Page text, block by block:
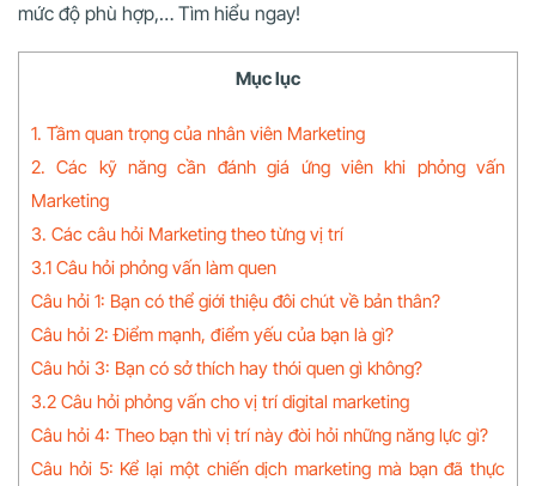
mức độ phù hợp,… Tìm hiểu ngay!
Mục lục
1. Tầm quan trọng của nhân viên Marketing
2. Các kỹ năng cần đánh giá ứng viên khi phỏng vấn
Marketing
3. Các câu hỏi Marketing theo từng vị trí
3.1 Câu hỏi phỏng vấn làm quen
Câu hỏi 1: Bạn có thể giới thiệu đôi chút về bản thân?
Câu hỏi 2: Điểm mạnh, điểm yếu của bạn là gì?
Câu hỏi 3: Bạn có sở thích hay thói quen gì không?
3.2 Câu hỏi phỏng vấn cho vị trí digital marketing
Câu hỏi 4: Theo bạn thì vị trí này đòi hỏi những năng lực gì?
Câu hỏi 5: Kể lại một chiến dịch marketing mà bạn đã thực